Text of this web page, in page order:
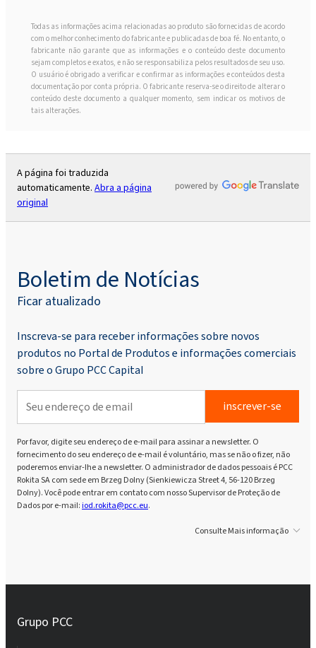
Todas as informações acima relacionadas ao produto são fornecidas de acordo
com o melhor conhecimento do fabricante e publicadas de boa fé. No entanto, o
fabricante não garante que as informações e o conteúdo deste documento
sejam completos e exatos, e não se responsabiliza pelos resultados de seu uso.
O usuário é obrigado a verificar e confirmar as informações e conteúdos desta
documentação por conta própria. O fabricante reserva-se o direito de alterar o
conteúdo deste documento a qualquer momento, sem indicar os motivos de
tais alterações.
A página foi traduzida
automaticamente. Abra a página
original
Boletim de Notícias
Ficar atualizado
Inscreva-se para receber informações sobre novos
produtos no Portal de Produtos e informações comerciais
sobre o Grupo PCC Capital
inscrever-se
Por favor, digite seu endereço de e-mail para assinar a newsletter. O
fornecimento do seu endereço de e-mail é voluntário, mas se não o fizer, não
poderemos enviar-lhe a newsletter. O administrador de dados pessoais é PCC
Rokita SA com sede em Brzeg Dolny (Sienkiewicza Street 4, 56-120 Brzeg
Dolny). Você pode entrar em contato com nosso Supervisor de Proteção de
Dados por e-mail:iod.rokita@pcc.eu.
Consulte Mais informação
Grupo PCC